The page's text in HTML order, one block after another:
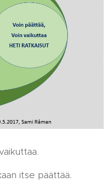
itse päättää.